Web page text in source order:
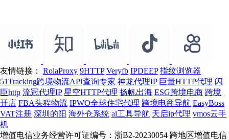
友情链接： RolaProxy 9HTTP Veryfb IPDEEP 指纹浏览器
51Tracking跨境物流API查询专家 神龙代理IP 巨量HTTP代理 闪
臣http 流冠代理IP 星空HTTP代理 扬帆出海 ESG跨境电商 跨境
开店 FBA头程物流 IPWO全球住宅代理 跨境电商导航 EasyBoss
VAT注册 深圳的阳 海外仓系统 ai工具导航 天启ip代理 vmos云手
机
增值电信业务经营许可证编号：浙B2-20230054 跨地区增值电信